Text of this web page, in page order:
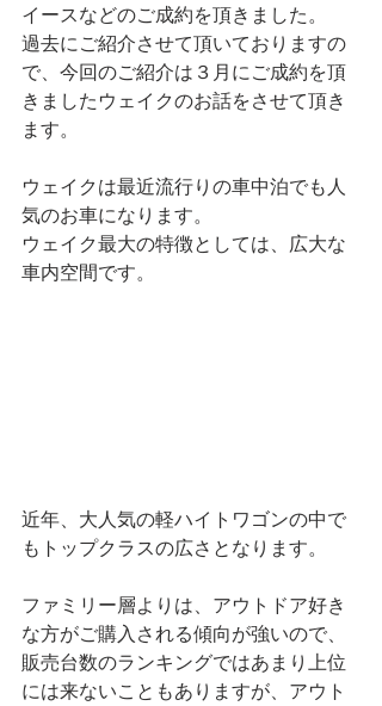
イースなどのご成約を頂きました。
過去にご紹介させて頂いておりますの
で、今回のご紹介は３月にご成約を頂
きましたウェイクのお話をさせて頂き
ます。
ウェイクは最近流行りの車中泊でも人
気のお車になります。
ウェイク最大の特徴としては、広大な
車内空間です。
近年、大人気の軽ハイトワゴンの中で
もトップクラスの広さとなります。
ファミリー層よりは、アウトドア好き
な方がご購入される傾向が強いので、
販売台数のランキングではあまり上位
には来ないこともありますが、アウト